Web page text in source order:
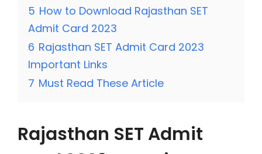
5 How to Download Rajasthan SET
Admit Card 2023
6 Rajasthan SET Admit Card 2023
Important Links
7 Must Read These Article
Rajasthan SET Admit